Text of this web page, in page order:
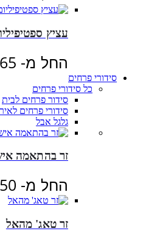
עציץ
החל מ-
סידורי פרחים
כל סידורי פרחים
סידור פרחים לבית
סידורי פרחים
גלגל אבל
זר בהתאמה
החל מ-
זר טאג' מהאל